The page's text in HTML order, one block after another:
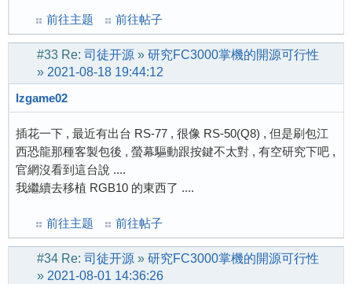
前往主题 前往帖子
#33 Re: 司徒开源 » 研究FC3000掌機的開源可行性
» 2021-08-18 19:44:12
lzgame02
插花一下 , 最近有出台 RS-77 , 很像 RS-50(Q8) , 但是刷包江
西恐龍那種客製包後 , 螢幕驅動跟按鍵不太對 , 有空研究下吧 ,
官網沒看到這台說 ....
我繼續去移植 RGB10 的東西了 ....
前往主题 前往帖子
#34 Re: 司徒开源 » 研究FC3000掌機的開源可行性
» 2021-08-01 14:36:26